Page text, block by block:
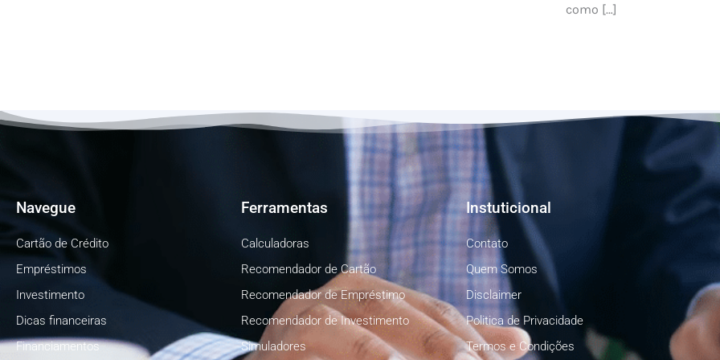
como […]
Navegue
Cartão de Crédito
Empréstimos
Investimento
Dicas financeiras
Financiamentos
Ferramentas
Calculadoras
Recomendador de Cartão
Recomendador de Empréstimo
Recomendador de Investimento
Simuladores
Instuticional
Contato
Quem Somos
Disclaimer
Politica de Privacidade
Termos e Condições